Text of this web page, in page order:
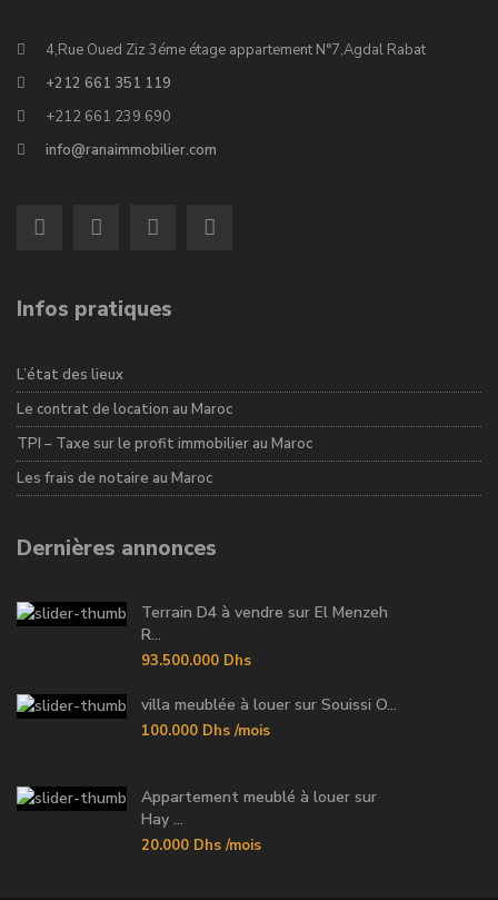
4,Rue Oued Ziz 3éme étage appartement N°7,Agdal Rabat
+212 661 351 119
+212 661 239 690
info@ranaimmobilier.com
Infos pratiques
L’état des lieux
Le contrat de location au Maroc
TPI – Taxe sur le profit immobilier au Maroc
Les frais de notaire au Maroc
Dernières annonces
Terrain D4 à vendre sur El Menzeh
R...
93.500.000 Dhs
villa meublée à louer sur Souissi O...
100.000 Dhs /mois
Appartement meublé à louer sur
Hay ...
20.000 Dhs /mois